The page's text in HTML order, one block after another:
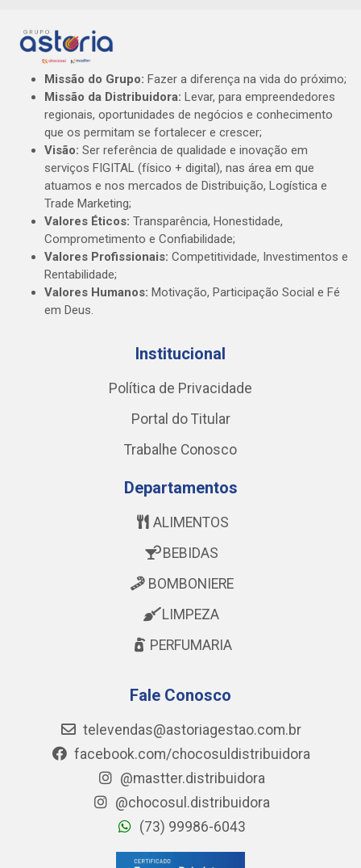
Missão do Grupo: Fazer a diferença na vida do próximo;
Missão da Distribuidora: Levar, para empreendedores
regionais, oportunidades de negócios e conhecimento
que os permitam se fortalecer e crescer;
Visão: Ser referência de qualidade e inovação em
serviços FIGITAL (físico + digital), nas área em que
atuamos e nos mercados de Distribuição, Logística e
Trade Marketing;
Valores Éticos: Transparência, Honestidade,
Comprometimento e Confiabilidade;
Valores Profissionais: Competitividade, Investimentos e
Rentabilidade;
Valores Humanos: Motivação, Participação Social e Fé
em Deus.
Institucional
Política de Privacidade
Portal do Titular
Trabalhe Conosco
Departamentos
ALIMENTOS
BEBIDAS
BOMBONIERE
LIMPEZA
PERFUMARIA
Fale Conosco
televendas@astoriagestao.com.br
facebook.com/chocosuldistribuidora
@mastter.distribuidora
@chocosul.distribuidora
(73) 99986-6043